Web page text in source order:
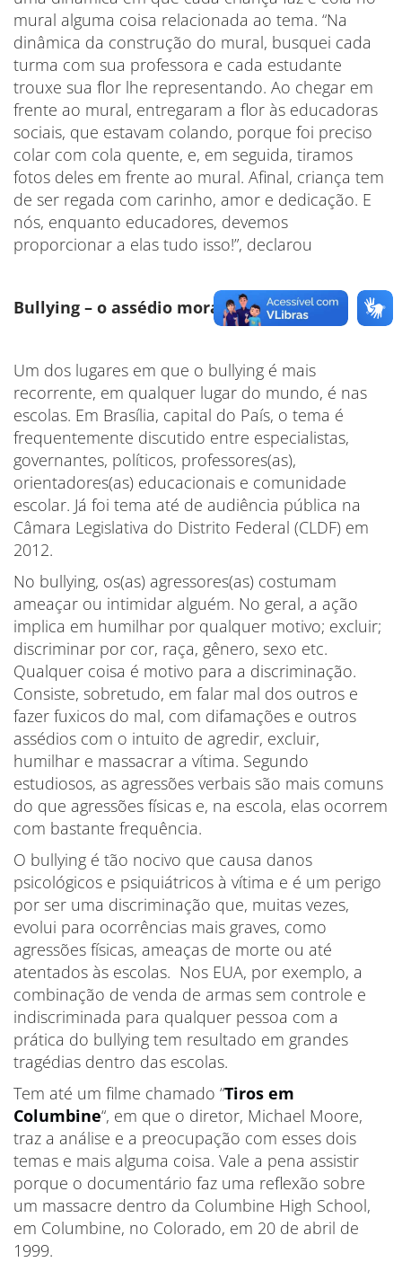
mural alguma coisa relacionada ao tema. “Na
dinâmica da construção do mural, busquei cada
turma com sua professora e cada estudante
trouxe sua flor lhe representando. Ao chegar em
frente ao mural, entregaram a flor às educadoras
sociais, que estavam colando, porque foi preciso
colar com cola quente, e, em seguida, tiramos
fotos deles em frente ao mural. Afinal, criança tem
de ser regada com carinho, amor e dedicação. E
nós, enquanto educadores, devemos
proporcionar a elas tudo isso!”, declarou
Bullying – o assédio moral nas escolas
Um dos lugares em que o bullying é mais
recorrente, em qualquer lugar do mundo, é nas
escolas. Em Brasília, capital do País, o tema é
frequentemente discutido entre especialistas,
governantes, políticos, professores(as),
orientadores(as) educacionais e comunidade
escolar. Já foi tema até de audiência pública na
Câmara Legislativa do Distrito Federal (CLDF) em
2012.
No bullying, os(as) agressores(as) costumam
ameaçar ou intimidar alguém. No geral, a ação
implica em humilhar por qualquer motivo; excluir;
discriminar por cor, raça, gênero, sexo etc.
Qualquer coisa é motivo para a discriminação.
Consiste, sobretudo, em falar mal dos outros e
fazer fuxicos do mal, com difamações e outros
assédios com o intuito de agredir, excluir,
humilhar e massacrar a vítima. Segundo
estudiosos, as agressões verbais são mais comuns
do que agressões físicas e, na escola, elas ocorrem
com bastante frequência.
O bullying é tão nocivo que causa danos
psicológicos e psiquiátricos à vítima e é um perigo
por ser uma discriminação que, muitas vezes,
evolui para ocorrências mais graves, como
agressões físicas, ameaças de morte ou até
atentados às escolas. Nos EUA, por exemplo, a
combinação de venda de armas sem controle e
indiscriminada para qualquer pessoa com a
prática do bullying tem resultado em grandes
tragédias dentro das escolas.
Tem até um filme chamado “Tiros em
Columbine“, em que o diretor, Michael Moore,
traz a análise e a preocupação com esses dois
temas e mais alguma coisa. Vale a pena assistir
porque o documentário faz uma reflexão sobre
um massacre dentro da Columbine High School,
em Columbine, no Colorado, em 20 de abril de
1999.